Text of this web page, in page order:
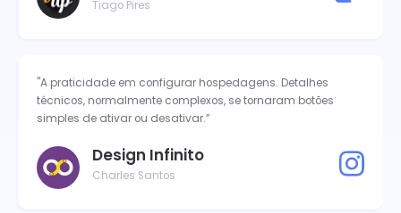
Tiago Pires
"A praticidade em configurar hospedagens. Detalhes
técnicos, normalmente complexos, se tornaram botões
simples de ativar ou desativar.”
Design Infinito
Charles Santos